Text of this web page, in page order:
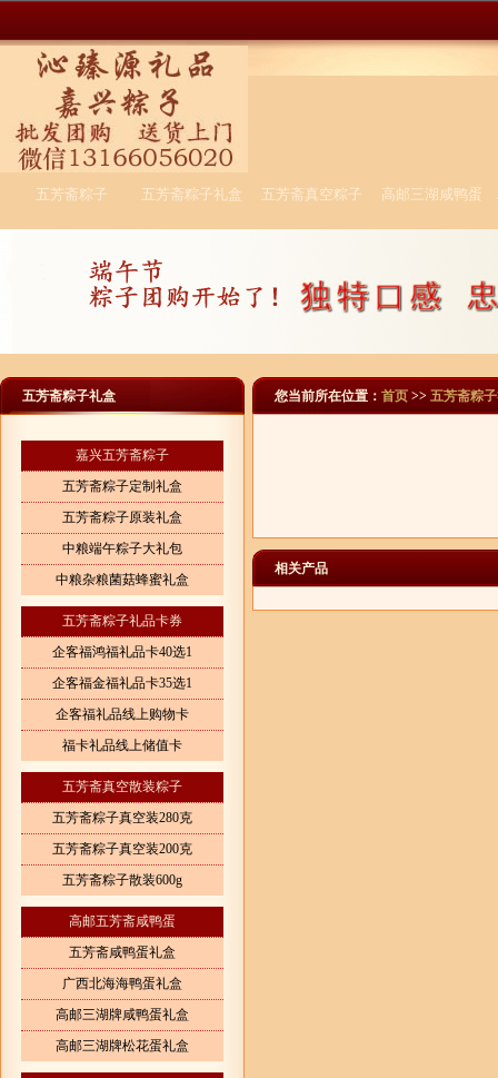
五芳斋粽子 五芳斋粽子礼盒 五芳斋真空粽子 高邮三湖咸鸭蛋
五芳斋粽子礼盒
嘉兴五芳斋粽子
五芳斋粽子定制礼盒
五芳斋粽子原装礼盒
中粮端午粽子大礼包
中粮杂粮菌菇蜂蜜礼盒
五芳斋粽子礼品卡券
企客福鸿福礼品卡40选1
企客福金福礼品卡35选1
企客福礼品线上购物卡
福卡礼品线上储值卡
五芳斋真空散装粽子
五芳斋粽子真空装280克
五芳斋粽子真空装200克
五芳斋粽子散装600g
高邮五芳斋咸鸭蛋
五芳斋咸鸭蛋礼盒
广西北海海鸭蛋礼盒
高邮三湖牌咸鸭蛋礼盒
高邮三湖牌松花蛋礼盒
您当前所在位置： 首页 >> 五芳斋粽
相关产品